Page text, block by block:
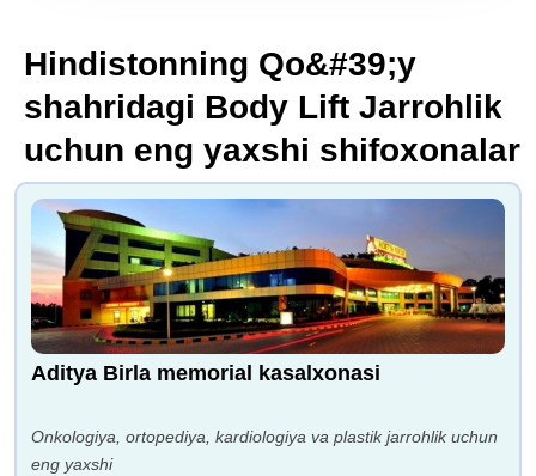
Hindistonning Qo&#39;y
shahridagi Body Lift Jarrohlik
uchun eng yaxshi shifoxonalar
Aditya Birla memorial kasalxonasi
Onkologiya, ortopediya, kardiologiya va plastik jarrohlik uchun
eng yaxshi